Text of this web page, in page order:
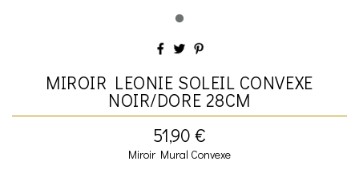
MIROIR LEONIE SOLEIL CONVEXE
NOIR/DORE 28CM
51,90 €
Miroir Mural Convexe